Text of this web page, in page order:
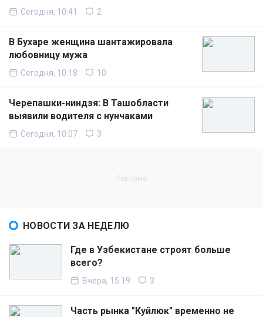
Сегодня, 10:41 2
В Бухаре женщина шантажировала
любовницу мужа
Сегодня, 10:18 10
Черепашки-ниндзя: В Ташобласти
выявили водителя с нунчаками
Сегодня, 10:07 3
НОВОСТИ ЗА НЕДЕЛЮ
Где в Узбекистане строят больше
всего?
Вчера, 15:19 3
Часть рынка "Куйлюк" временно не